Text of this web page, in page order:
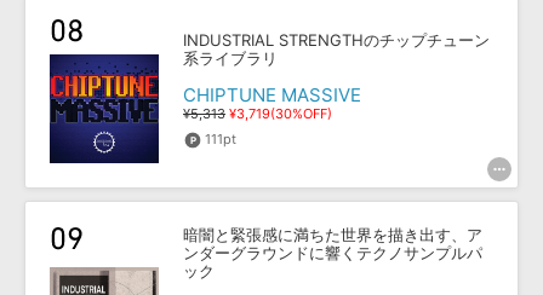
INDUSTRIAL STRENGTHのチップチューン
系ライブラリ
CHIPTUNE MASSIVE
¥5,313 ¥3,719(30%OFF)
111pt
暗闇と緊張感に満ちた世界を描き出す、ア
ンダーグラウンドに響くテクノサンプルパ
ック